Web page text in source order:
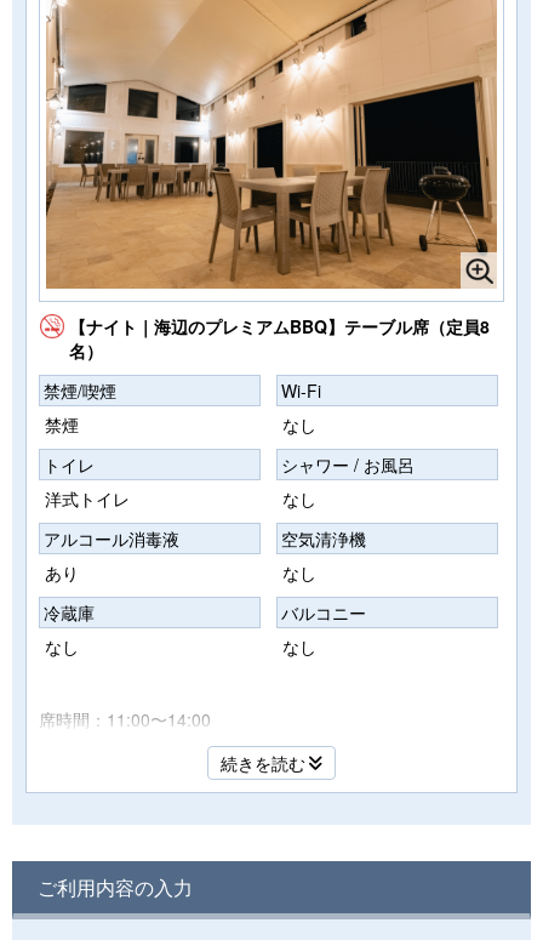
【ナイト｜海辺のプレミアムBBQ】テーブル席（定員8
名）
禁煙/喫煙
禁煙
Wi-Fi
なし
トイレ
洋式トイレ
シャワー / お風呂
なし
アルコール消毒液
あり
空気清浄機
なし
冷蔵庫
なし
バルコニー
なし
席時間：11:00〜14:00
海を眺められるオーシャンエリアのテーブル席。
屋根付きなので雨でも安心。
天候気にせずみんなワイワイBBQを楽しめます。
また、ペット同伴での利用も可能です。
※荒天時は、弊社キャンセルポリシーを適応させて頂きまし
てご利用をご遠慮させて頂く場合もございます。
続きを読む
ご利用内容の入力